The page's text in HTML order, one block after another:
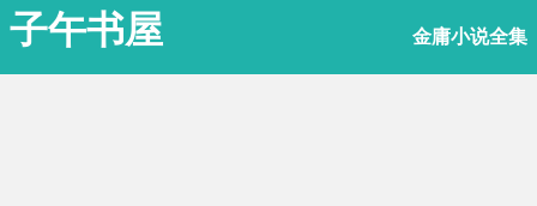
子午书屋 金庸小说全集